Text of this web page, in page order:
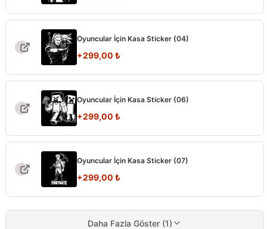
Oyuncular İçin Kasa Sticker (04)
+299,00 ₺
Oyuncular İçin Kasa Sticker (06)
+299,00 ₺
Oyuncular İçin Kasa Sticker (07)
+299,00 ₺
Daha Fazla Göster (1)